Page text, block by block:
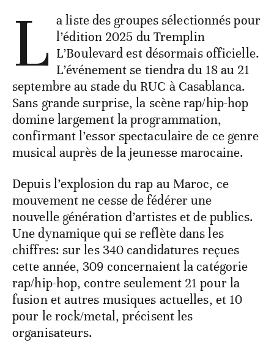
L a liste des groupes sélectionnés pour
l’édition 2025 du Tremplin
L’Boulevard est désormais officielle.
L’événement se tiendra du 18 au 21
septembre au stade du RUC à Casablanca.
Sans grande surprise, la scène rap/hip-hop
domine largement la programmation,
confirmant l’essor spectaculaire de ce genre
musical auprès de la jeunesse marocaine.
Depuis l’explosion du rap au Maroc, ce
mouvement ne cesse de fédérer une
nouvelle génération d’artistes et de publics.
Une dynamique qui se reflète dans les
chiffres: sur les 340 candidatures reçues
cette année, 309 concernaient la catégorie
rap/hip-hop, contre seulement 21 pour la
fusion et autres musiques actuelles, et 10
pour le rock/metal, précisent les
organisateurs.